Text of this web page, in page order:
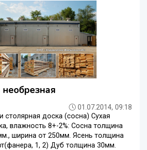
01.07.2014, 09:18
столярная доска (сосна) Сухая
влажность 8+-2%: Сосна толщина
ширина от 250мм. Ясень толщина
1, 2) Дуб толщина 30мм.